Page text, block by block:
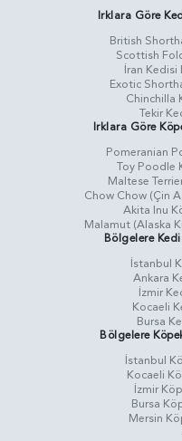
Irklara Göre
British
Scottish
İran
Exotic
Chinchilla
Tekir
Irklara Göre
Pomeranian
Toy Poodle
Maltese
Chow Chow (Çin
Akita Inu
Malamut (Alaska
Bölgelere
İstanbul
Ankara
İzmir
Kocaeli
Bursa
Bölgelere
İstanbul
Kocaeli
İzmir
Bursa
Mersin